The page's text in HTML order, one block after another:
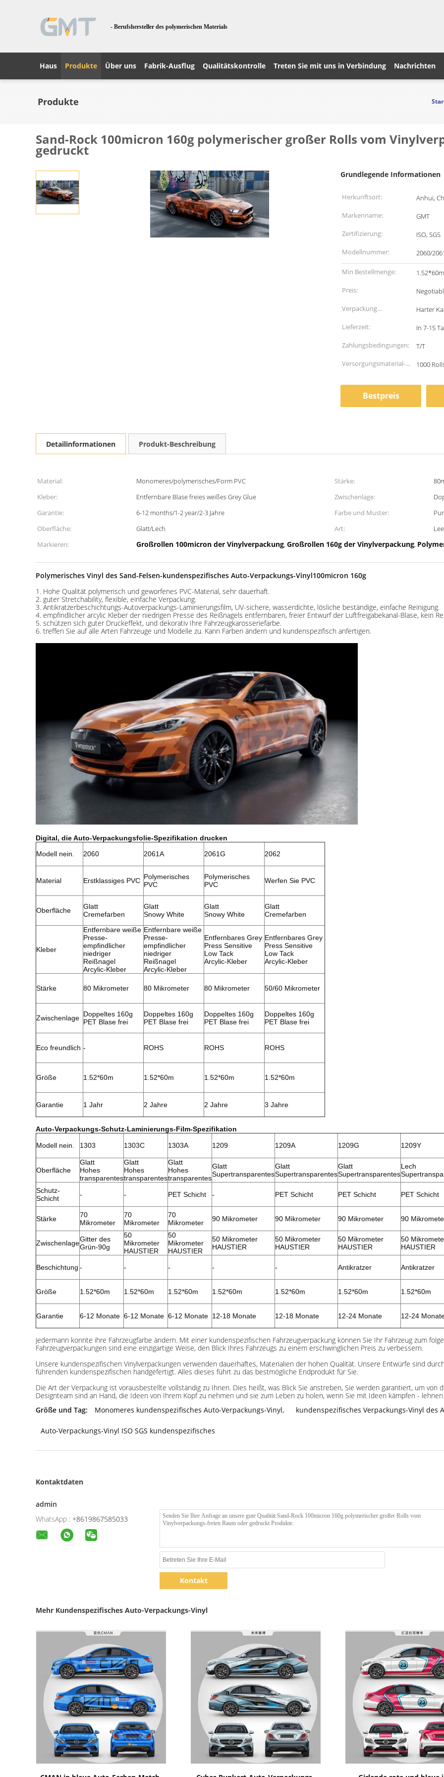
- Berufshersteller des polymerischen Materials
Haus Produkte Über uns Fabrik-Ausflug Qualitätskontrolle Treten Sie mit uns in Verbindung Nachrichten
Produkte
Sand-Rock 100micron 160g polymerischer großer Rolls vom
gedruckt
Grundlegende Informationen
Herkunftsort:
Anhui,
Markenname:
GMT
Zertifizierung:
ISO, SGS
Modellnummer:
2060/
Min Bestellmenge:
Preis:
Verpackung
Informationen:
Harter
Lieferzeit:
In 7-15
Zahlungsbedingungen:
T/T
Versorgungsmaterial-
1000
Bestpreis
Detailinformationen Produkt-Beschreibung
Material: Monomeres/polymerisches/Form PVC Stärke:
Kleber:
Entfernbare Blase freies weißes Grey Glue Zwischenlage:
Garantie:
6-12 months/1-2 year/2-3 Jahre Farbe und Muster:
Oberfläche:
Glatt/Lech Art:
Markieren:
Großrollen 100micron der Vinylverpackung, Großrollen 160g der Vinylverpackung,
Polymerisches Vinyl des Sand-Felsen-kundenspezifisches Auto-Verpackungs-Vinyl100micron 160g
1. Hohe Qualität polymerisch und geworfenes PVC-Material, sehr dauerhaft.
2. guter Stretchability, flexible, einfache Verpackung.
3. Antikratzerbeschichtungs-Autoverpackungs-Laminierungsfilm, UV-sichere, wasserdichte, lösliche beständige, einfache Reinigung.
4. empfindlicher arcylic Kleber der niedrigen Presse des Reißnagels entfernbaren, freier Entwurf der Luftfreigabekanal-Blase, kein
5. schützen sich guter Druckeffekt, und dekorativ Ihre Fahrzeugkarosseriefarbe.
6. treffen Sie auf alle Arten Fahrzeuge und Modelle zu. Kann Farben ändern und kundenspezifisch anfertigen.
Digital, die Auto-Verpackungsfolie-Spezifikation drucken
Modell nein.
2060 2061A 2061G 2062
Material Erstklassiges PVC Polymerisches
PVC
Polymerisches
PVC
Werfen Sie PVC
Oberfläche
Glatt
Cremefarben
Glatt
Snowy White
Glatt
Snowy White
Glatt
Cremefarben
Kleber
Entfernbare weiße
Presse-
empfindlicher
niedriger
Reißnagel
Arcylic-Kleber
Entfernbare weiße
Presse-
empfindlicher
niedriger
Reißnagel
Arcylic-Kleber
Entfernbares Grey
Press Sensitive
Low Tack
Arcylic-Kleber
Entfernbares Grey
Press Sensitive
Low Tack
Arcylic-Kleber
Stärke 80 Mikrometer 80 Mikrometer 80 Mikrometer 50/60 Mikrometer
Zwischenlage Doppeltes 160g
PET Blase frei
Doppeltes 160g
PET Blase frei
Doppeltes 160g
PET Blase frei
Doppeltes 160g
PET Blase frei
Eco freundlich - ROHS ROHS ROHS
Größe 1.52*60m 1.52*60m 1.52*60m 1.52*60m
Garantie 1 Jahr 2 Jahre 2 Jahre 3 Jahre
Auto-Verpackungs-Schutz-Laminierungs-Film-Spezifikation
Modell nein. 1303 1303C 1303A 1209 1209A 1209G 1209Y
Oberfläche
Glatt
Hohes
transparentes
Glatt
Hohes
transparentes
Glatt
Hohes
transparentes
Glatt
Supertransparentes
Glatt
Supertransparentes
Glatt
Supertransparentes
Lech
Schutz-
Schicht
- - PET Schicht - PET Schicht PET Schicht PET Schicht
Stärke
70
Mikrometer
70
Mikrometer
70
Mikrometer
90 Mikrometer 90 Mikrometer 90 Mikrometer 90
ZwischenlageGitter des
Grün-90g
50
Mikrometer
HAUSTIER
50
Mikrometer
HAUSTIER
50 Mikrometer
HAUSTIER
50 Mikrometer
HAUSTIER
50 Mikrometer
HAUSTIER
50
HAUSTIER
Beschichtung - - - - - Antikratzer Antikratzer
Größe 1.52*60m 1.52*60m 1.52*60m 1.52*60m 1.52*60m 1.52*60m 1.52*60m
Garantie 6-12 Monate 6-12 Monate 6-12 Monate 12-18 Monate 12-18 Monate 12-24 Monate 12-24
Jedermann konnte ihre Fahrzeugfarbe ändern. Mit einer kundenspezifischen Fahrzeugverpackung können Sie Ihr Fahrzeug zum
Fahrzeugverpackungen sind eine einzigartige Weise, den Blick Ihres Fahrzeugs zu einem erschwinglichen Preis zu verbessern.
Unsere kundenspezifischen Vinylverpackungen verwenden dauerhaftes, Materialien der hohen Qualität. Unsere Entwürfe sind
führenden kundenspezifischen handgefertigt. Alles dieses führt zu das bestmögliche Endprodukt für Sie.
Die Art der Verpackung ist vorausbestellte vollständig zu Ihnen. Dies heißt, was Blick Sie anstreben, Sie werden garantiert, um
Designteam sind an Hand, die Ideen von Ihrem Kopf zu nehmen und sie zum Leben zu holen, wenn Sie mit Ideen kämpfen -
Größe und Tag:
Monomeres kundenspezifisches Auto-Verpackungs-Vinyl, kundenspezifisches Verpackungs-Vinyl des
Auto-Verpackungs-Vinyl ISO SGS kundenspezifisches
Kontaktdaten
admin
WhatsApp : +8619867585033
Kontakt
Mehr Kundenspezifisches Auto-Verpackungs-Vinyl